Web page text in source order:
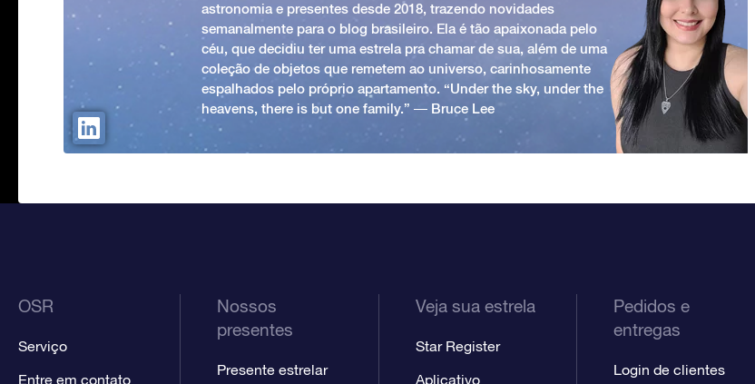
astronomia e presentes desde 2018, trazendo novidades
semanalmente para o blog brasileiro. Ela é tão apaixonada pelo
céu, que decidiu ter uma estrela pra chamar de sua, além de uma
coleção de objetos que remetem ao universo, carinhosamente
espalhados pelo próprio apartamento. “Under the sky, under the
heavens, there is but one family.” ― Bruce Lee
OSR
Serviço
Entre em contato
Nossos
presentes
Presente estrelar
Veja sua estrela
Star Register
Aplicativo
Pedidos e
entregas
Login de clientes